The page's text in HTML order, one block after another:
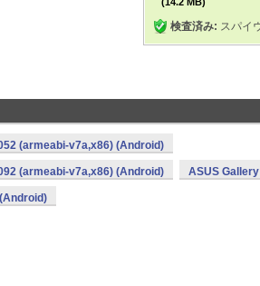
検査済み: スパイ
(armeabi-v7a,x86) (Android)
(armeabi-v7a,x86) (Android) ASUS